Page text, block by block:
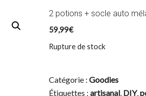
2 potions + socle auto
59,99€
Rupture de stock
Catégorie : Goodies
Étiquettes : artisanal, DIY,